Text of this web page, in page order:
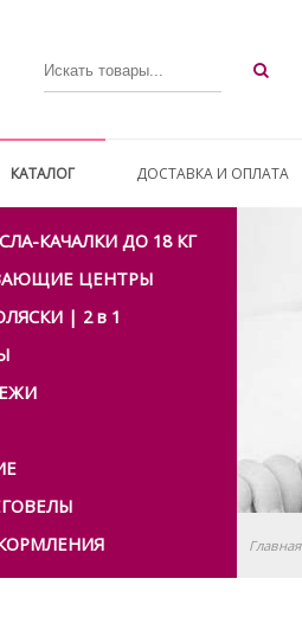
КАТАЛОГ ДОСТАВКА И ОПЛАТА
КАЧАЛКИ ДО 18 КГ
ЦЕНТРЫ
| 2 в 1
Главная